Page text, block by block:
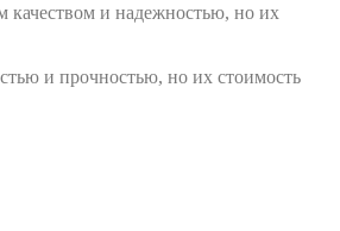
качеством и надежностью, но их
и прочностью, но их стоимость